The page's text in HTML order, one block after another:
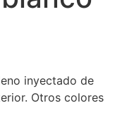
inyectado de
Otros colores